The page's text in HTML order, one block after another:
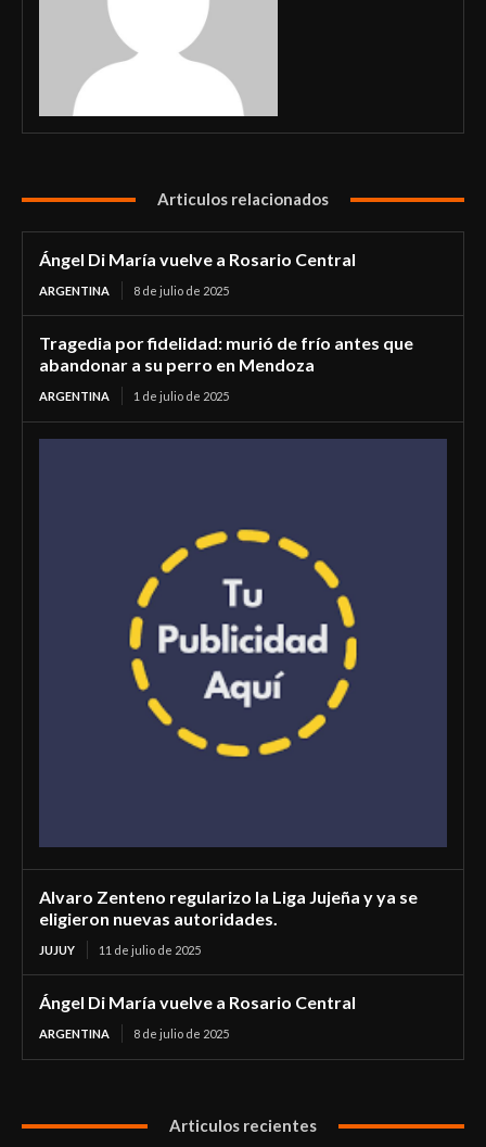
Articulos relacionados
Ángel Di María vuelve a Rosario Central
ARGENTINA 8 de julio de 2025
Tragedia por fidelidad: murió de frío antes que
abandonar a su perro en Mendoza
ARGENTINA 1 de julio de 2025
Alvaro Zenteno regularizo la Liga Jujeña y ya se
eligieron nuevas autoridades.
JUJUY 11 de julio de 2025
Ángel Di María vuelve a Rosario Central
ARGENTINA 8 de julio de 2025
Articulos recientes